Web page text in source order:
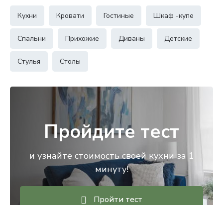
Кухни Кровати Гостиные Шкаф -купе
Спальни Прихожие Диваны Детские
Стулья Столы
Пройдите тест
и узнайте стоимость своей кухни за 1
минуту!
Пройти тест